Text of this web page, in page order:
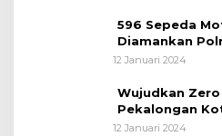
596 Sepeda
Diamankan
12 Januari 2024
Wujudkan
Pekalongan
Kepada Pelajar
12 Januari 2024